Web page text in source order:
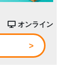
オンライン